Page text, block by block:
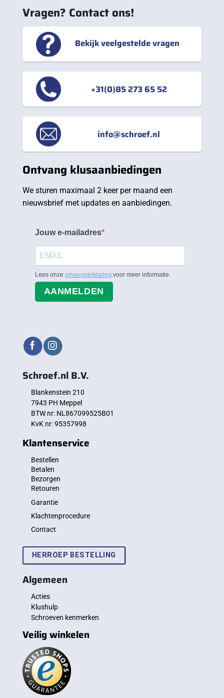
Vragen? Contact ons!
Bekijk veelgestelde vragen
+31(0)85 273 65 52
info@schroef.nl
Ontvang klusaanbiedingen
We sturen maximaal 2 keer per maand een
nieuwsbrief met updates en aanbiedingen.
Jouw e-mailadres
Lees onze privacyverklaring voor meer informatie.
AANMELDEN
Schroef.nl B.V.
Blankenstein 210
7943 PH Meppel
BTW nr: NL867099525B01
KvK nr: 95357998
Klantenservice
Bestellen
Betalen
Bezorgen
Retouren
Garantie
Klachtenprocedure
Contact
HERROEP BESTELLING
Algemeen
Acties
Klushulp
Schroeven kenmerken
Veilig winkelen